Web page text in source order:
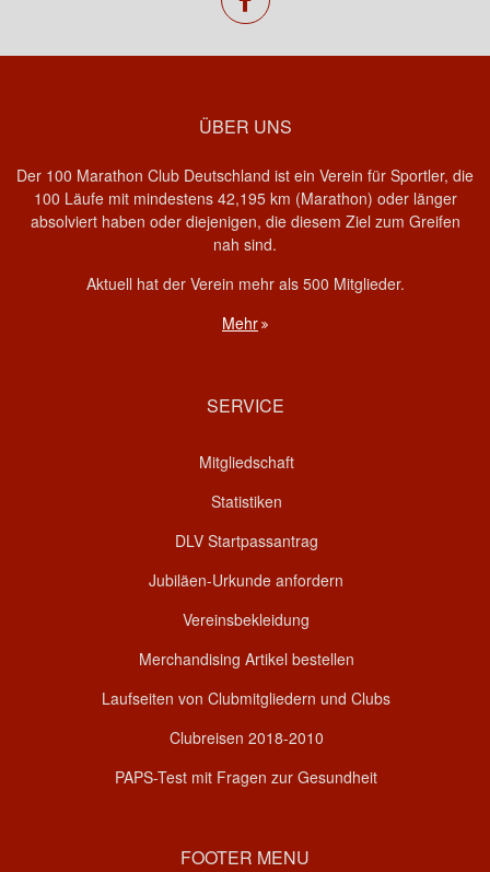
ÜBER UNS
Der 100 Marathon Club Deutschland ist ein Verein für Sportler, die
100 Läufe mit mindestens 42,195 km (Marathon) oder länger
absolviert haben oder diejenigen, die diesem Ziel zum Greifen
nah sind.
Aktuell hat der Verein mehr als 500 Mitglieder.
Mehr
SERVICE
Mitgliedschaft
Statistiken
DLV Startpassantrag
Jubiläen-Urkunde anfordern
Vereinsbekleidung
Merchandising Artikel bestellen
Laufseiten von Clubmitgliedern und Clubs
Clubreisen 2018-2010
PAPS-Test mit Fragen zur Gesundheit
FOOTER MENU